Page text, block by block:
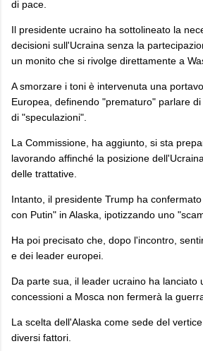
di pace.
Il presidente ucraino ha sottolineato la
decisioni sull'Ucraina senza la
un monito che si rivolge direttamente a
A smorzare i toni è intervenuta una
Europea, definendo "prematuro" parlare
di "speculazioni".
La Commissione, ha aggiunto, si sta
lavorando affinché la posizione
delle trattative.
Intanto, il presidente Trump ha
con Putin" in Alaska, ipotizzando uno
Ha poi precisato che, dopo l'incontro,
e dei leader europei.
Da parte sua, il leader ucraino ha lanciato
concessioni a Mosca non fermerà la
La scelta dell'Alaska come sede del
diversi fattori.